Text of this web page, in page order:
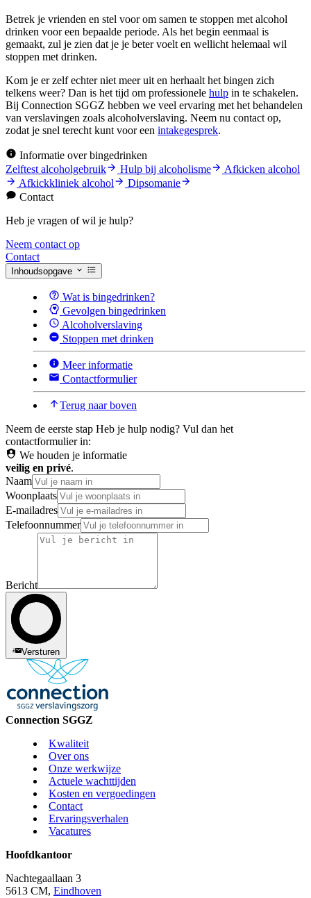
Betrek je vrienden en stel voor om samen te stoppen met alcohol
drinken voor een bepaalde periode. Als het begin eenmaal is
gemaakt, zul je zien dat je je beter voelt en wellicht helemaal wil
stoppen met drinken.
Kom je er zelf echter niet meer uit en herhaalt het bingen zich
telkens weer? Dan is het tijd om professionele hulp in te schakelen.
Bij Connection SGGZ hebben we veel ervaring met het behandelen
van verslavingen zoals alcoholverslaving. Neem nu contact op,
zodat je snel terecht kunt voor een intakegesprek.
Informatie over bingedrinken
Zelftest alcoholgebruik
Hulp bij alcoholisme
Afkicken alcohol
Afkickkliniek alcohol
Dipsomanie
Contact
Heb je vragen of wil je hulp?
Neem contact op
Contact
Inhoudsopgave
Wat is bingedrinken?
Gevolgen bingedrinken
Alcoholverslaving
Stoppen met drinken
Meer informatie
Contactformulier
Terug naar boven
Neem de eerste stap Heb je hulp nodig? Vul dan het
contactformulier in:
We houden je informatie
veilig en privé.
Naam
Woonplaats
E-mailadres
Telefoonnummer
Bericht
Versturen
Connection SGGZ
Kwaliteit
Over ons
Onze werkwijze
Actuele wachttijden
Kosten en vergoedingen
Contact
Ervaringsverhalen
Vacatures
Hoofdkantoor
Nachtegaallaan 3
5613 CM, Eindhoven